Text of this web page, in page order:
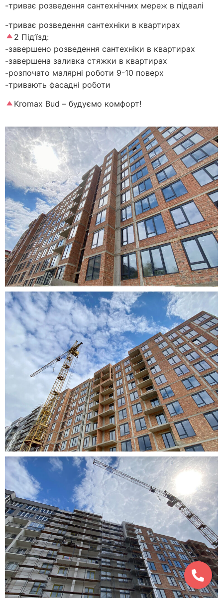
-триває розведення сантехнічних мереж в підвалі
-триває розведення сантехніки в квартирах
2 Під’їзд:
-завершено розведення сантехніки в квартирах
-завершена заливка стяжки в квартирах
-розпочато малярні роботи 9-10 поверх
-тривають фасадні роботи
Kromax Bud – будуємо комфорт!